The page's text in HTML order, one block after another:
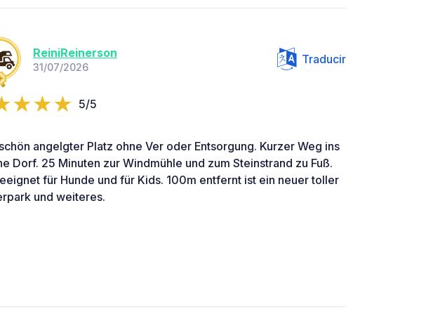
ReiniReinerson
31/07/2026
Traducir
5/5
angelgter Platz ohne Ver oder Entsorgung. Kurzer Weg ins
Dorf. 25 Minuten zur Windmühle und zum Steinstrand zu Fuß.
für Hunde und für Kids. 100m entfernt ist ein neuer toller
und weiteres.